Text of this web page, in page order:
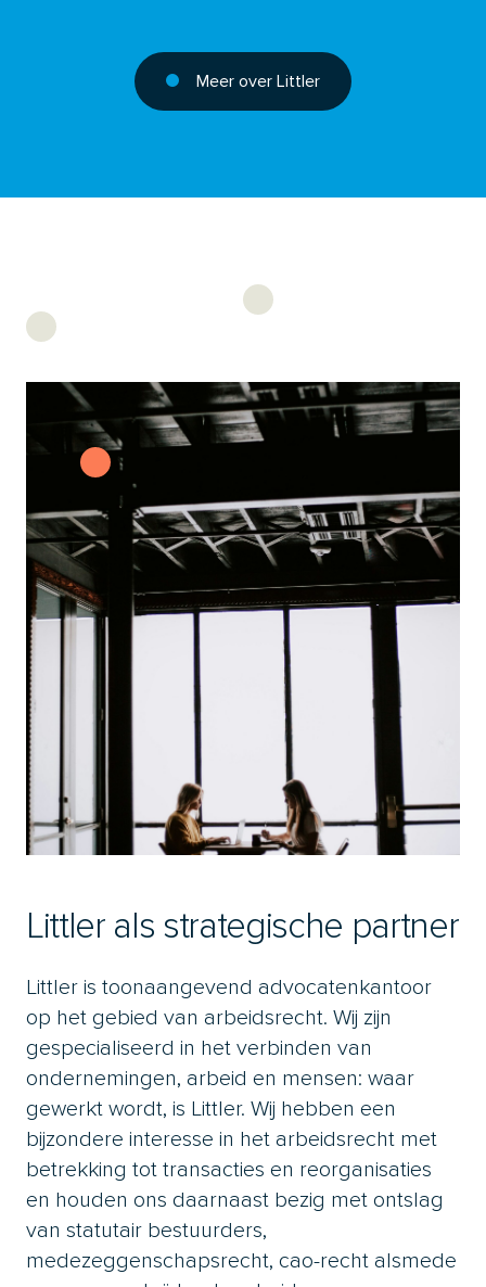
Meer over Littler
Littler als strategische partner
Littler is toonaangevend advocatenkantoor
op het gebied van arbeidsrecht. Wij zijn
gespecialiseerd in het verbinden van
ondernemingen, arbeid en mensen: waar
gewerkt wordt, is Littler. Wij hebben een
bijzondere interesse in het arbeidsrecht met
betrekking tot transacties en reorganisaties
en houden ons daarnaast bezig met ontslag
van statutair bestuurders,
medezeggenschapsrecht, cao-recht alsmede